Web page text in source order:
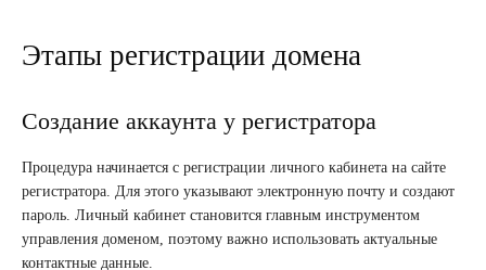
Этапы регистрации домена
Создание аккаунта у регистратора
Процедура начинается с регистрации личного кабинета на сайте
регистратора. Для этого указывают электронную почту и создают
пароль. Личный кабинет становится главным инструментом
управления доменом, поэтому важно использовать актуальные
контактные данные.